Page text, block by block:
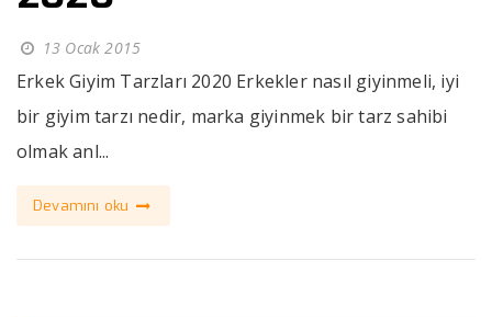
13 Ocak 2015
Erkek Giyim Tarzları 2020 Erkekler nasıl giyinmeli, iyi
bir giyim tarzı nedir, marka giyinmek bir tarz sahibi
olmak anl...
Devamını oku